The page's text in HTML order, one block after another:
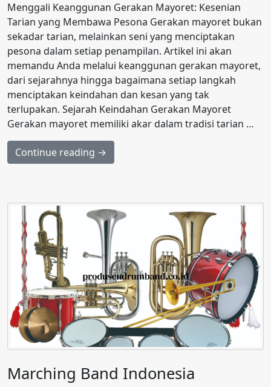
Menggali Keanggunan Gerakan Mayoret: Kesenian
Tarian yang Membawa Pesona Gerakan mayoret bukan
sekadar tarian, melainkan seni yang menciptakan
pesona dalam setiap penampilan. Artikel ini akan
memandu Anda melalui keanggunan gerakan mayoret,
dari sejarahnya hingga bagaimana setiap langkah
menciptakan keindahan dan kesan yang tak
terlupakan. Sejarah Keindahan Gerakan Mayoret
Gerakan mayoret memiliki akar dalam tradisi tarian …
Continue reading →
Marching Band Indonesia